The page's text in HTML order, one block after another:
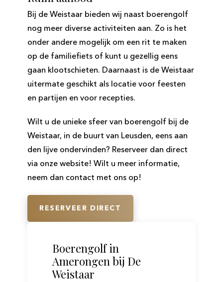
Bij de Weistaar bieden wij naast boerengolf
nog meer diverse activiteiten aan. Zo is het
onder andere mogelijk om een rit te maken
op de familiefiets of kunt u gezellig eens
gaan klootschieten. Daarnaast is de Weistaar
uitermate geschikt als locatie voor feesten
en partijen en voor recepties.
Wilt u de unieke sfeer van boerengolf bij de
Weistaar, in de buurt van Leusden, eens aan
den lijve ondervinden? Reserveer dan direct
via onze website! Wilt u meer informatie,
neem dan contact met ons op!
RESERVEER DIRECT
Boerengolf in
Amerongen bij De
Weistaar